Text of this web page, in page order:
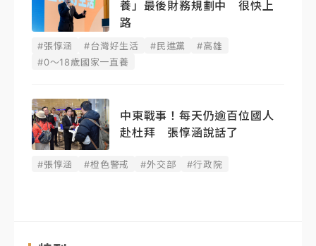
養」最後財務規劃中 很快上
路
#張惇涵 #台灣好生活 #民進黨
#高雄
#0～18歲國家一直養
中東戰事！每天仍逾百位國人
赴杜拜 張惇涵說話了
#張惇涵 #橙色警戒 #外交部 #行政院